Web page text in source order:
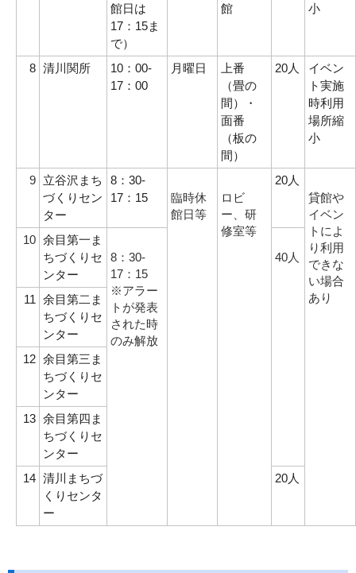
館日は
17：15ま
で）
館
小
8 清川関所
10：00-
17：00
月曜日
上番
（畳の
間）・
面番
（板の
間）
20人
イベン
ト実施
時利用
場所縮
小
9 立谷沢まち
づくりセン
ター
8：30-
17：15
臨時休
館日等
ロビ
ー、研
修室等
20人
貸館や
イベン
トによ
り利用
できな
い場合
あり
10 余目第一ま
ちづくりセ
ンター
8：30-
17：15
※アラー
トが発表
された時
のみ解放
40人
11 余目第二ま
ちづくりセ
ンター
12 余目第三ま
ちづくりセ
ンター
13 余目第四ま
ちづくりセ
ンター
14 清川まちづ
くりセンタ
ー
20人